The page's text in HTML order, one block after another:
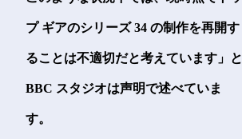
プ ギアのシリーズ 34 の制作を再開す
ることは不適切だと考えています」と
BBC スタジオは声明で述べていま
す。